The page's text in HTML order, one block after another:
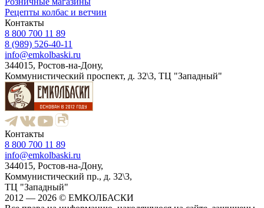
Рецепты колбас и ветчин
Контакты
8 800 700 11 89
8 (989) 526-40-11
info@emkolbaski.ru
344015, Ростов-на-Дону,
Коммунистический проспект, д. 32\3, ТЦ "Западный"
Контакты
8 800 700 11 89
info@emkolbaski.ru
344015, Ростов-на-Дону,
Коммунистический пр., д. 32\3,
ТЦ "Западный"
2012 — 2026 © ЕМКОЛБАСКИ